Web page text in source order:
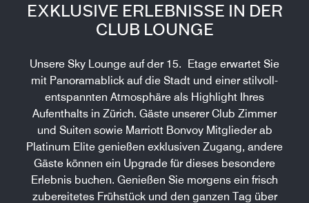
EXKLUSIVE ERLEBNISSE IN DER
CLUB LOUNGE
Unsere Sky Lounge auf der 15. Etage erwartet Sie
mit Panoramablick auf die Stadt und einer stilvoll-
entspannten Atmosphäre als Highlight Ihres
Aufenthalts in Zürich. Gäste unserer Club Zimmer
und Suiten sowie Marriott Bonvoy Mitglieder ab
Platinum Elite genießen exklusiven Zugang, andere
Gäste können ein Upgrade für dieses besondere
Erlebnis buchen. Genießen Sie morgens ein frisch
zubereitetes Frühstück und den ganzen Tag über